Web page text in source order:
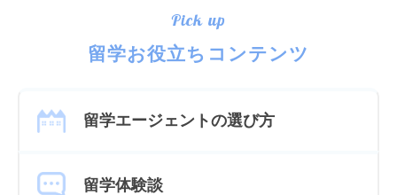
Pick up
留学お役立ちコンテンツ
留学エージェントの選び方
留学体験談